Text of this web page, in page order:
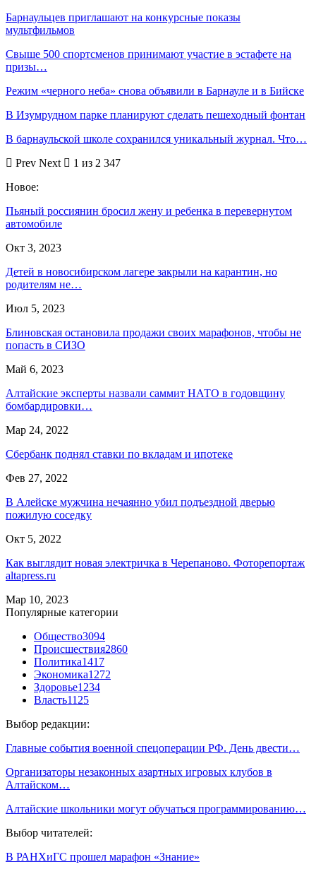
Барнаульцев приглашают на конкурсные показы
мультфильмов
Свыше 500 спортсменов принимают участие в эстафете на
призы…
Режим «черного неба» снова объявили в Барнауле и в Бийске
В Изумрудном парке планируют сделать пешеходный фонтан
В барнаульской школе сохранился уникальный журнал. Что…
Prev Next
1 из 2 347
Новое:
Пьяный россиянин бросил жену и ребенка в перевернутом
автомобиле
Окт 3, 2023
Детей в новосибирском лагере закрыли на карантин, но
родителям не…
Июл 5, 2023
Блиновская остановила продажи своих марафонов, чтобы не
попасть в СИЗО
Май 6, 2023
Алтайские эксперты назвали саммит НАТО в годовщину
бомбардировки…
Мар 24, 2022
Сбербанк поднял ставки по вкладам и ипотеке
Фев 27, 2022
В Алейске мужчина нечаянно убил подъездной дверью
пожилую соседку
Окт 5, 2022
Как выглядит новая электричка в Черепаново. Фоторепортаж
altapress.ru
Мар 10, 2023
Популярные категории
Общество3094
Происшествия2860
Политика1417
Экономика1272
Здоровье1234
Власть1125
Выбор редакции:
Главные события военной спецоперации РФ. День двести…
Организаторы незаконных азартных игровых клубов в
Алтайском…
Алтайские школьники могут обучаться программированию…
Выбор читателей:
В РАНХиГС прошел марафон «Знание»